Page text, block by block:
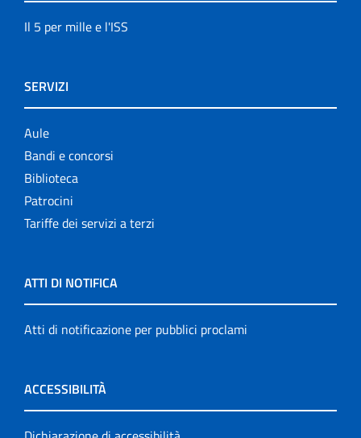
Il 5 per mille e l'ISS
SERVIZI
Aule
Bandi e concorsi
Biblioteca
Patrocini
Tariffe dei servizi a terzi
ATTI DI NOTIFICA
Atti di notificazione per pubblici proclami
ACCESSIBILITÀ